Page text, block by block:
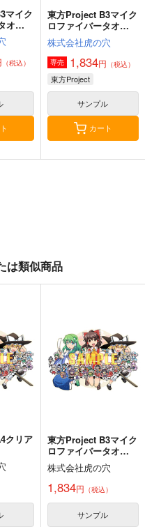
#05
マイク
オ
（税込）
東方Project B3マイク
ロファイバータオ
ル 萩原凛
株式会社虎の穴
専売 1,834円 （税込）
東方Project
サンプル
カート
は類似商品
クリア
東方Project B3マイク
ロファイバータオ
ル 葉庭
株式会社虎の穴
1,834円 （税込）
サンプル